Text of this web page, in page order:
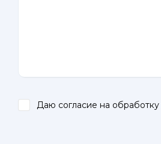
Даю согласие на обработку